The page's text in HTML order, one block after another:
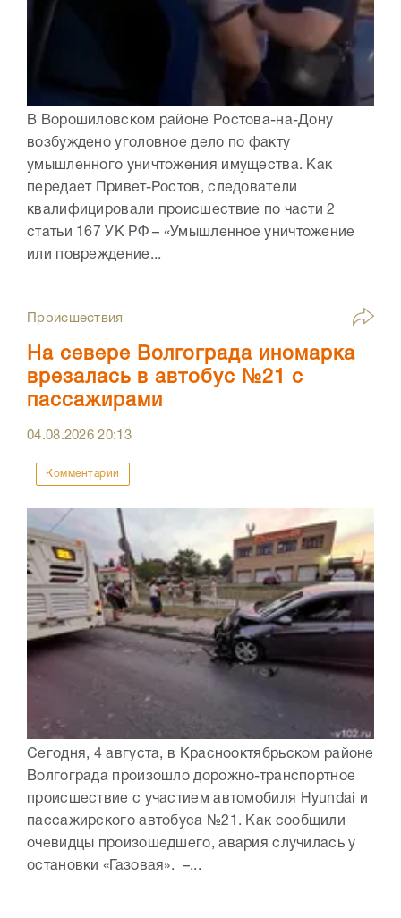
В Ворошиловском районе Ростова-на-Дону
возбуждено уголовное дело по факту
умышленного уничтожения имущества. Как
передает Привет-Ростов, следователи
квалифицировали происшествие по части 2
статьи 167 УК РФ – «Умышленное уничтожение
или повреждение...
Происшествия
На севере Волгограда иномарка
врезалась в автобус №21 с
пассажирами
04.08.202620:13
Комментарии
Сегодня, 4 августа, в Краснооктябрьском районе
Волгограда произошло дорожно-транспортное
происшествие с участием автомобиля Hyundai и
пассажирского автобуса №21. Как сообщили
очевидцы произошедшего, авария случилась у
остановки «Газовая». –...